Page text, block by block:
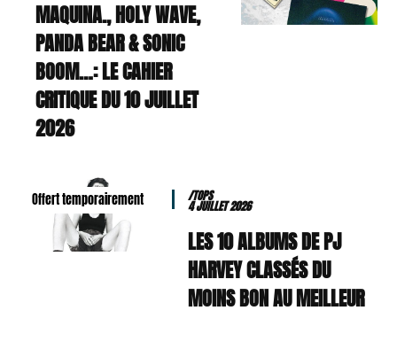
MAQUINA., HOLY WAVE,
PANDA BEAR & SONIC
BOOM…: LE CAHIER
CRITIQUE DU 10 JUILLET
2026
Offert temporairement /TOPS
4 JUILLET 2026
LES 10 ALBUMS DE PJ
HARVEY CLASSÉS DU
MOINS BON AU MEILLEUR